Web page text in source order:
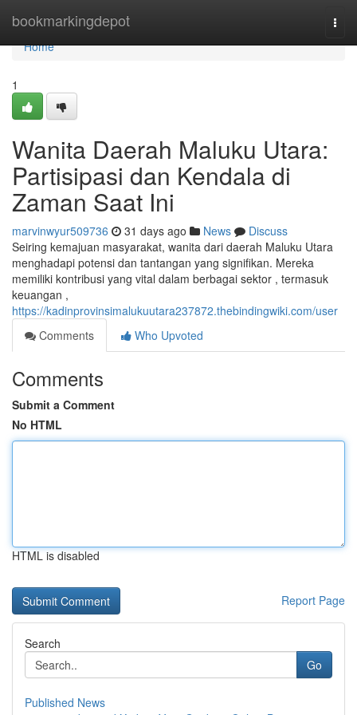
bookmarkingdepot
Home
Home
1
Wanita Daerah Maluku Utara:
Partisipasi dan Kendala di
Zaman Saat Ini
marvinwyur509736 31 days ago News
Discuss
Seiring kemajuan masyarakat, wanita dari daerah Maluku Utara
menghadapi potensi dan tantangan yang signifikan. Mereka
memiliki kontribusi yang vital dalam berbagai sektor , termasuk
keuangan ,
https://kadinprovinsimalukuutara237872.thebindingwiki.com/user
Comments
Who Upvoted
Comments
Submit a Comment
No HTML
HTML is disabled
Report Page
Search
Go
Published News